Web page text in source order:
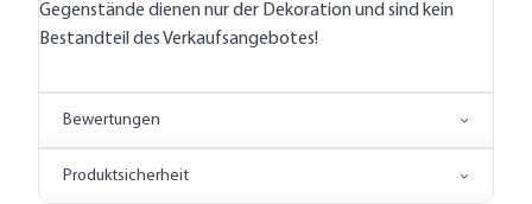
Gegenstände dienen nur der Dekoration und sind kein
Bestandteil des Verkaufsangebotes!
Bewertungen
Produktsicherheit